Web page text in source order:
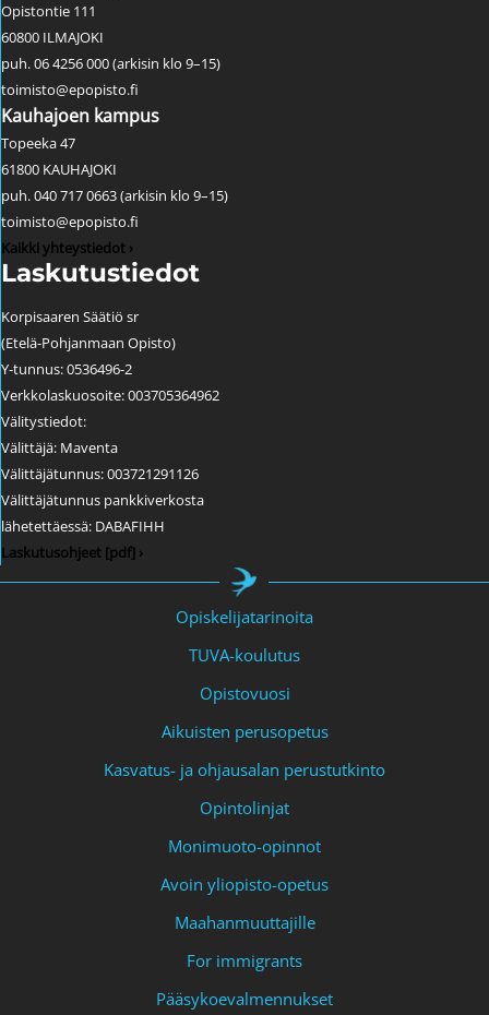
Opistontie 111
60800 ILMAJOKI
puh. 06 4256 000 (arkisin klo 9–15)
toimisto@epopisto.fi
Kauhajoen kampus
Topeeka 47
61800 KAUHAJOKI
puh. 040 717 0663 (arkisin klo 9–15)
toimisto@epopisto.fi
Kaikki yhteystiedot ›
Laskutustiedot
Korpisaaren Säätiö sr
(Etelä-Pohjanmaan Opisto)
Y-tunnus: 0536496-2
Verkkolaskuosoite: 003705364962
Välitystiedot:
Välittäjä: Maventa
Välittäjätunnus: 003721291126
Välittäjätunnus pankkiverkosta
lähetettäessä: DABAFIHH
Laskutusohjeet [pdf] ›
Opiskelijatarinoita
TUVA-koulutus
Opistovuosi
Aikuisten perusopetus
Kasvatus- ja ohjausalan perustutkinto
Opintolinjat
Monimuoto-opinnot
Avoin yliopisto-opetus
Maahanmuuttajille
For immigrants
Pääsykoevalmennukset